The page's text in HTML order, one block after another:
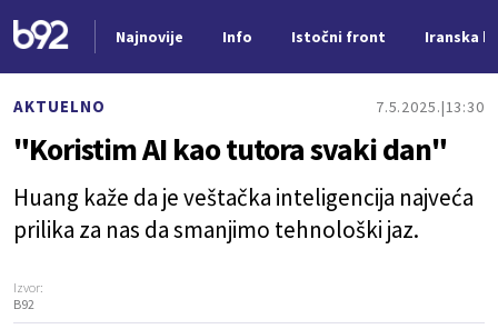
Najnovije Info Istočni front Iranska
AKTUELNO 7.5.2025. 13:30
"Koristim AI kao tutora svaki dan"
Huang kaže da je veštačka inteligencija najveća
prilika za nas da smanjimo tehnološki jaz.
Izvor:
B92